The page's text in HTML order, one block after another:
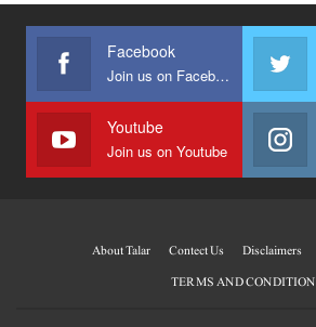
Facebook
Join us on Facebook
Youtube
Join us on Youtube
About Talar Contect Us Disclaimers
TERMS AND CONDITION